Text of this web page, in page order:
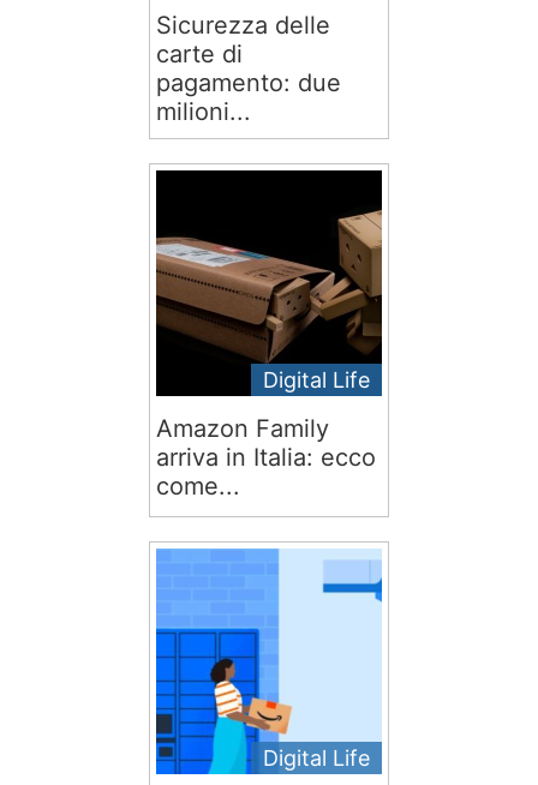
Sicurezza delle
carte di
pagamento: due
milioni...
Digital Life
Amazon Family
arriva in Italia: ecco
come...
Digital Life